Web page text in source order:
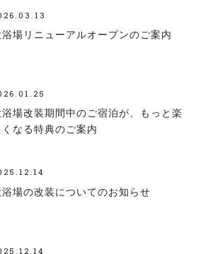
浴場リニューアルオープンのご案内
浴場改装期間中のご宿泊が、もっと楽
くなる特典のご案内
浴場の改装についてのお知らせ